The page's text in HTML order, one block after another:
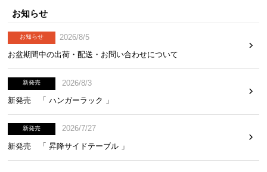
お知らせ
お知らせ
2026/8/5
お盆期間中の出荷・配送・お問い合わせについて
新発売
2026/8/3
新発売 「 ハンガーラック 」
新発売
2026/7/27
新発売 「 昇降サイドテーブル 」